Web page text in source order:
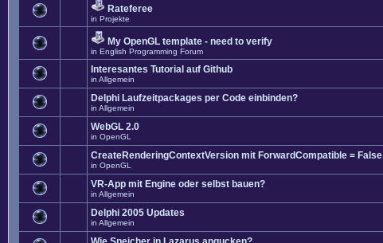
Rateferee
in Projekte
My OpenGL template - need to verify
in English Programming Forum
Interesantes Tutorial auf Github
in Allgemein
Delphi Laufzeitpackages per Code einbinden?
in Allgemein
WebGL 2.0
in OpenGL
CreateRenderingContextVersion mit ForwardCompatible = False
in OpenGL
VR-App mit Engine oder selbst bauen?
in Allgemein
Delphi 2005 Updates
in Allgemein